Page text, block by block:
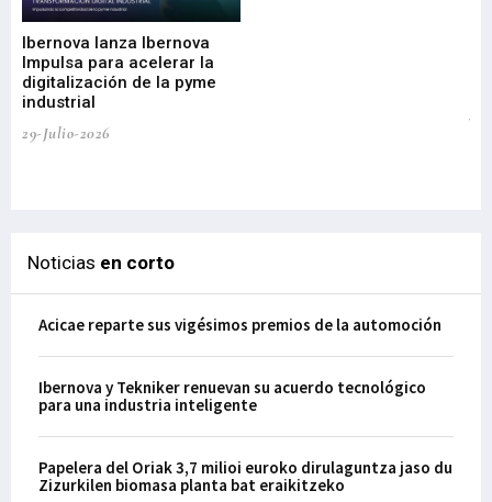
Ibernova lanza Ibernova
Impulsa para acelerar la
digitalización de la pyme
industrial
29-Julio-2026
Noticias en corto
Acicae reparte sus vigésimos premios de la automoción
Ibernova y Tekniker renuevan su acuerdo tecnológico
para una industria inteligente
Papelera del Oriak 3,7 milioi euroko dirulaguntza jaso du
Zizurkilen biomasa planta bat eraikitzeko